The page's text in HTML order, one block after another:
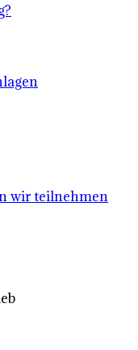
wir teilnehmen